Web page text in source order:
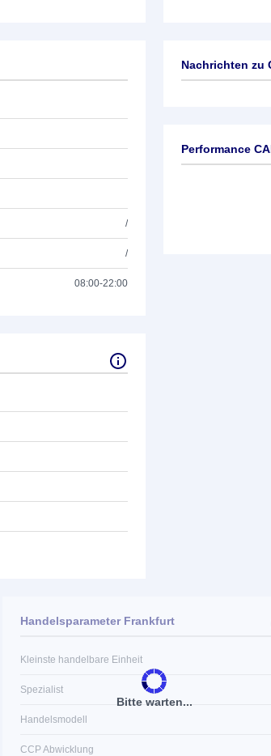
/
/
08:00-22:00
Nachrichten zu
Performance
Bitte warten...
Handelsparameter Frankfurt
Kleinste handelbare Einheit
Spezialist
Handelsmodell
CCP Abwicklung